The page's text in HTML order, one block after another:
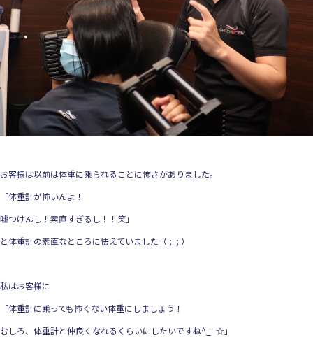
お客様は以前は体重に乗られることに怖さがありました。
「体重計が怖いんよ！
嘘つけんし！素直すぎるし！！笑」
と体重計の素直なところに怯えていました（ ; ; ）
私はお客様に
「体重計に乗っても怖くない体重にしましょう！
むしろ、体重計と仲良くなれるくらいにしたいですね^_−☆」